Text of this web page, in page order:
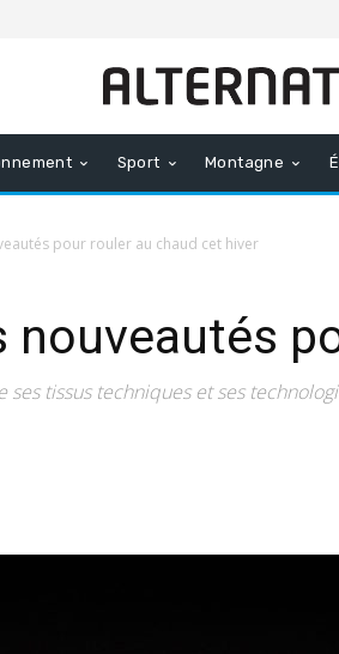
Sport Montagne
pour rouler au chaud cet hiver
nouveautés
tissus techniques et ses